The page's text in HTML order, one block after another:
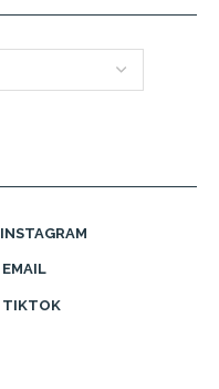
INSTAGRAM
EMAIL
TIKTOK